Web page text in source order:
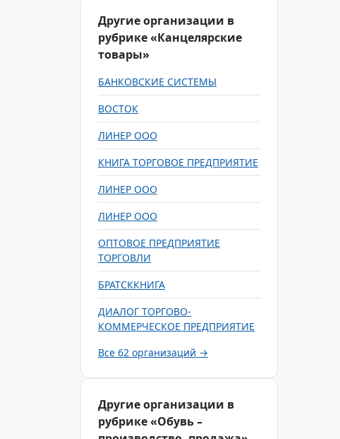
Другие организации в
рубрике «Канцелярские
товары»
БАНКОВСКИЕ СИСТЕМЫ
ВОСТОК
ЛИНЕР ООО
КНИГА ТОРГОВОЕ ПРЕДПРИЯТИЕ
ЛИНЕР ООО
ЛИНЕР ООО
ОПТОВОЕ ПРЕДПРИЯТИЕ
ТОРГОВЛИ
БРАТСККНИГА
ДИАЛОГ ТОРГОВО-
КОММЕРЧЕСКОЕ ПРЕДПРИЯТИЕ
Все 62 организаций →
Другие организации в
рубрике «Обувь –